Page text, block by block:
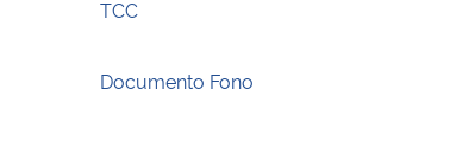
TCC
Documento Fono